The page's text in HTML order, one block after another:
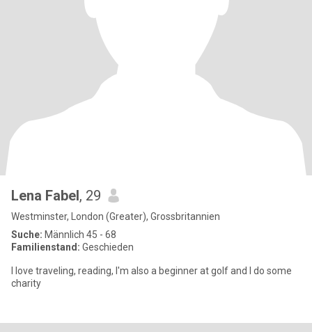
Lena Fabel, 29
Westminster, London (Greater), Grossbritannien
Suche: Männlich 45 - 68
Familienstand: Geschieden
I love traveling, reading, I'm also a beginner at golf and I do some
charity